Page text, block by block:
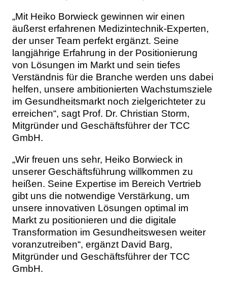
„Mit Heiko Borwieck gewinnen wir einen
äußerst erfahrenen Medizintechnik-Experten,
der unser Team perfekt ergänzt. Seine
langjährige Erfahrung in der Positionierung
von Lösungen im Markt und sein tiefes
Verständnis für die Branche werden uns dabei
helfen, unsere ambitionierten Wachstumsziele
im Gesundheitsmarkt noch zielgerichteter zu
erreichen“, sagt Prof. Dr. Christian Storm,
Mitgründer und Geschäftsführer der TCC
GmbH.
„Wir freuen uns sehr, Heiko Borwieck in
unserer Geschäftsführung willkommen zu
heißen. Seine Expertise im Bereich Vertrieb
gibt uns die notwendige Verstärkung, um
unsere innovativen Lösungen optimal im
Markt zu positionieren und die digitale
Transformation im Gesundheitswesen weiter
voranzutreiben“, ergänzt David Barg,
Mitgründer und Geschäftsführer der TCC
GmbH.